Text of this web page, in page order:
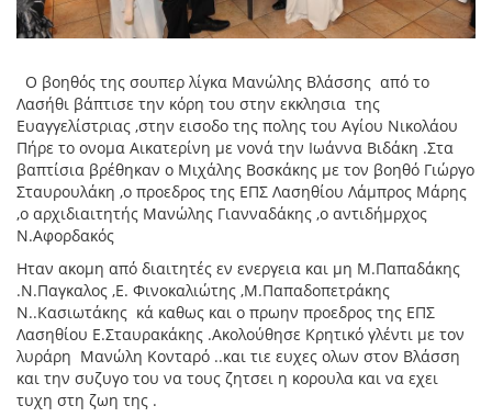
Ο βοηθός της σουπερ λίγκα Μανώλης Βλάσσης από το
Λασήθι βάπτισε την κόρη του στην εκκλησια της
Ευαγγελίστριας ,στην εισοδο της πολης του Αγίου Νικολάου
Πήρε το ονομα Αικατερίνη με νονά την Ιωάννα Βιδάκη .Στα
βαπτίσια βρέθηκαν ο Μιχάλης Βοσκάκης με τον βοηθό Γιώργο
Σταυρουλάκη ,ο προεδρος της ΕΠΣ Λασηθίου Λάμπρος Μάρης
,ο αρχιδιαιτητής Μανώλης Γιανναδάκης ,ο αντιδήμρχος
Ν.Αφορδακός
Ηταν ακομη από διαιτητές εν ενεργεια και μη Μ.Παπαδάκης
.Ν.Παγκαλος ,Ε. Φινοκαλιώτης ,Μ.Παπαδοπετράκης
Ν..Κασιωτάκης κά καθως και ο πρωην προεδρος της ΕΠΣ
Λασηθίου Ε.Σταυρακάκης .Ακολούθησε Κρητικό γλέντι με τον
λυράρη Μανώλη Κονταρό ..και τιε ευχες ολων στον Βλάσση
και την συζυγο του να τους ζητσει η κορουλα και να εχει
τυχη στη ζωη της .